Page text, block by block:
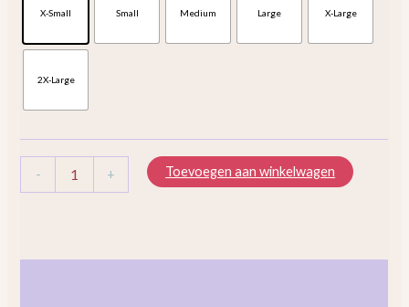
X-Small Small Medium Large X-Large
2X-Large
- + Toevoegen aan winkelwagen